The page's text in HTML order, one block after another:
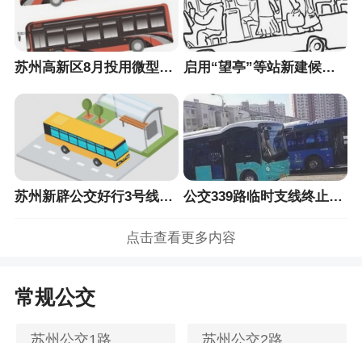
苏州高新区8月投用微型巴士 启用“望亭”等站新建候车亭
苏州新辟公交好行3号线支线 公交339路临时支线终止运营
点击查看更多内容
常规公交
苏州公交1路 苏州公交2路